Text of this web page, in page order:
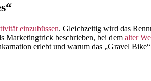
einzubüssen. Gleichzeitig wird das
Marketingtrick beschrieben, bei dem alter
erlebt und warum das „Gravel